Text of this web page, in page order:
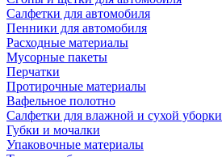
Салфетки для автомобиля
Пенники для автомобиля
Расходные материалы
Мусорные пакеты
Перчатки
Протирочные материалы
Вафельное полотно
Салфетки для влажной и сухой уборки
Губки и мочалки
Упаковочные материалы